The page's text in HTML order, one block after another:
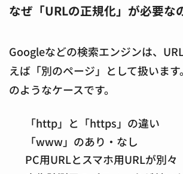
なぜ「URLの正規化」が必要な
Googleなどの検索エンジンは、
えば「別のページ」として扱いま
のようなケースです。
「http」と「https」の違い
「www」のあり・なし
PC用URLとスマホ用URLが別々